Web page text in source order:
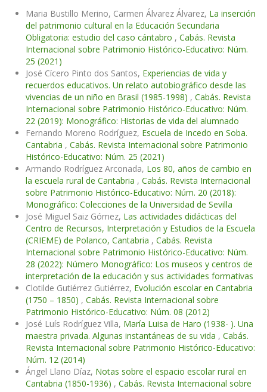
Maria Bustillo Merino, Carmen Álvarez Álvarez, La inserción
del patrimonio cultural en la Educación Secundaria
Obligatoria: estudio del caso cántabro , Cabás. Revista
Internacional sobre Patrimonio Histórico-Educativo: Núm.
25 (2021)
José Cícero Pinto dos Santos, Experiencias de vida y
recuerdos educativos. Un relato autobiográfico desde las
vivencias de un niño en Brasil (1985-1998) , Cabás. Revista
Internacional sobre Patrimonio Histórico-Educativo: Núm.
22 (2019): Monográfico: Historias de vida del alumnado
Fernando Moreno Rodríguez, Escuela de Incedo en Soba.
Cantabria , Cabás. Revista Internacional sobre Patrimonio
Histórico-Educativo: Núm. 25 (2021)
Armando Rodríguez Arconada, Los 80, años de cambio en
la escuela rural de Cantabria , Cabás. Revista Internacional
sobre Patrimonio Histórico-Educativo: Núm. 20 (2018):
Monográfico: Colecciones de la Universidad de Sevilla
José Miguel Saiz Gómez, Las actividades didácticas del
Centro de Recursos, Interpretación y Estudios de la Escuela
(CRIEME) de Polanco, Cantabria , Cabás. Revista
Internacional sobre Patrimonio Histórico-Educativo: Núm.
28 (2022): Número Monográfico: Los museos y centros de
interpretación de la educación y sus actividades formativas
Clotilde Gutiérrez Gutiérrez, Evolución escolar en Cantabria
(1750 – 1850) , Cabás. Revista Internacional sobre
Patrimonio Histórico-Educativo: Núm. 08 (2012)
José Luís Rodríguez Villa, María Luisa de Haro (1938- ). Una
maestra privada. Algunas instantáneas de su vida , Cabás.
Revista Internacional sobre Patrimonio Histórico-Educativo:
Núm. 12 (2014)
Ángel Llano Díaz, Notas sobre el espacio escolar rural en
Cantabria (1850-1936) , Cabás. Revista Internacional sobre